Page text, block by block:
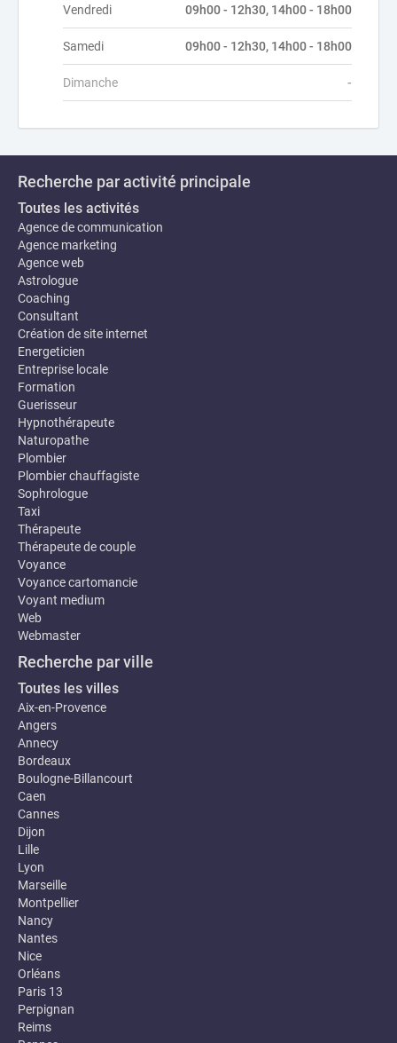
Vendredi 09h00 - 12h30, 14h00 - 18h00
Samedi 09h00 - 12h30, 14h00 - 18h00
Dimanche -
Recherche par activité principale
Toutes les activités
Agence de communication
Agence marketing
Agence web
Astrologue
Coaching
Consultant
Création de site internet
Energeticien
Entreprise locale
Formation
Guerisseur
Hypnothérapeute
Naturopathe
Plombier
Plombier chauffagiste
Sophrologue
Taxi
Thérapeute
Thérapeute de couple
Voyance
Voyance cartomancie
Voyant medium
Web
Webmaster
Recherche par ville
Toutes les villes
Aix-en-Provence
Angers
Annecy
Bordeaux
Boulogne-Billancourt
Caen
Cannes
Dijon
Lille
Lyon
Marseille
Montpellier
Nancy
Nantes
Nice
Orléans
Paris 13
Perpignan
Reims